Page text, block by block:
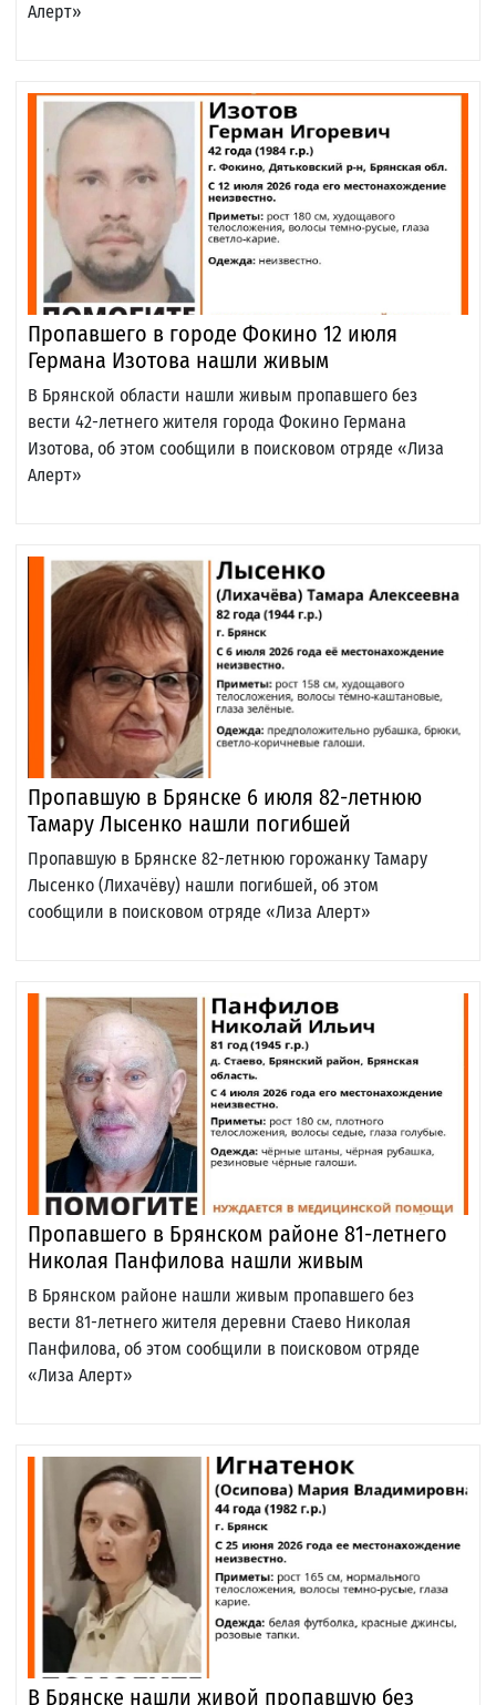
Алерт»
Пропавшего в городе Фокино 12 июля
Германа Изотова нашли живым
В Брянской области нашли живым пропавшего без
вести 42-летнего жителя города Фокино Германа
Изотова, об этом сообщили в поисковом отряде «Лиза
Алерт»
Пропавшую в Брянске 6 июля 82-летнюю
Тамару Лысенко нашли погибшей
Пропавшую в Брянске 82-летнюю горожанку Тамару
Лысенко (Лихачёву) нашли погибшей, об этом
сообщили в поисковом отряде «Лиза Алерт»
Пропавшего в Брянском районе 81-летнего
Николая Панфилова нашли живым
В Брянском районе нашли живым пропавшего без
вести 81-летнего жителя деревни Стаево Николая
Панфилова, об этом сообщили в поисковом отряде
«Лиза Алерт»
В Брянске нашли живой пропавшую без